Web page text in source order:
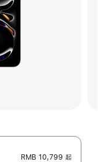
RMB 10,799 起